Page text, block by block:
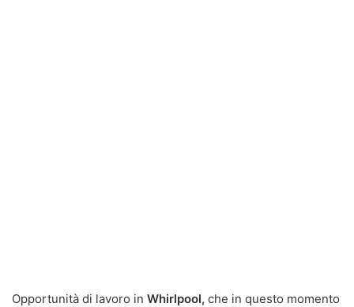
Opportunità di lavoro in Whirlpool, che in questo momento